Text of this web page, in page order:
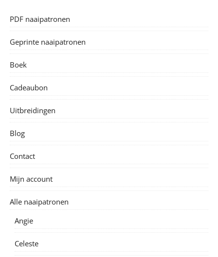
PDF naaipatronen
Geprinte naaipatronen
Boek
Cadeaubon
Uitbreidingen
Blog
Contact
Mijn account
Alle naaipatronen
Angie
Celeste